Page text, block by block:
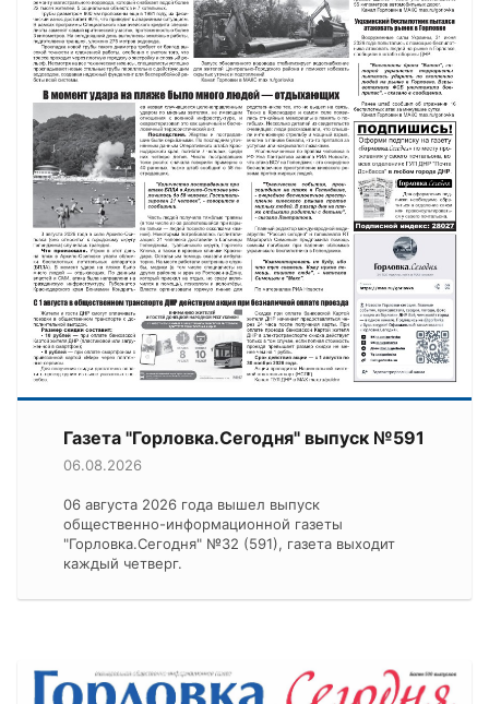
Газета "Горловка.Сегодня" выпуск №591
06.08.2026
06 августа 2026 года вышел выпуск
общественно-информационной газеты
"Горловка.Сегодня" №32 (591), газета выходит
каждый четверг.